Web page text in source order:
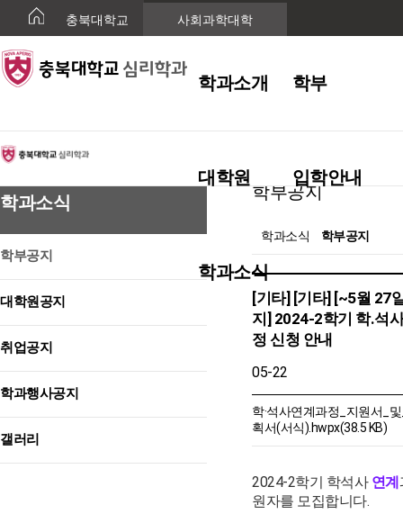
충북대학교 사회과학대학
학과소개 학부
대학원 입학안내
학과소식
학과소식
학부공지
대학원공지
취업공지
학과행사공지
갤러리
학부공지
학과소식 학부공지
[기타] [기타] [~5월 27
지] 2024-2학기 학.석
정 신청 안내
05-22
학·석사연계과정_지원서_
획서(서식).hwpx(38.5 KB)
2024-2학기 학석사 연계
원자를 모집합니다.